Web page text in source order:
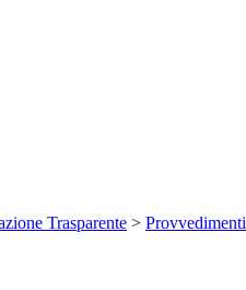
Trasparente > Provvedimenti